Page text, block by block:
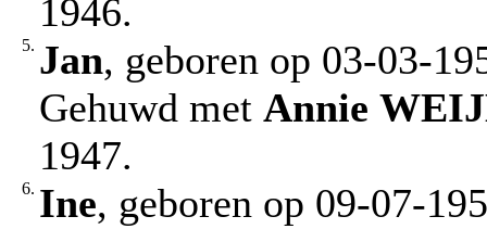
1946.
5. Jan, geboren op 03-03-
Gehuwd met Annie
1947.
6. Ine, geboren op 09-07-